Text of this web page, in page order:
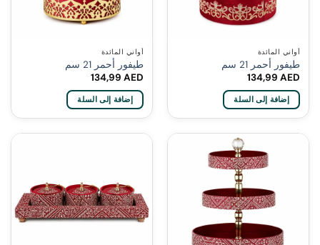
أواني المائدة
طيفور أحمر 21 سم
134,99AED
إضافة إلى السلة
أواني المائدة
طيفور أحمر 21 سم
134,99AED
إضافة إلى السلة